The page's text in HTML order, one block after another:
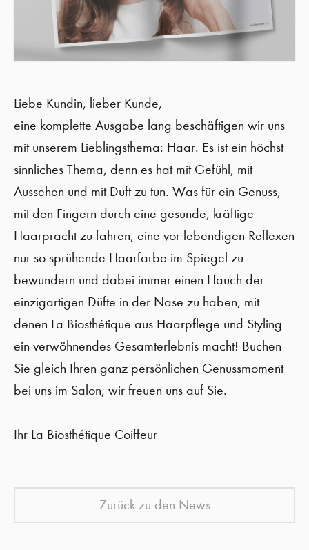
Liebe Kundin, lieber Kunde,
eine komplette Ausgabe lang beschäftigen wir uns
mit unserem Lieblingsthema: Haar. Es ist ein höchst
sinnliches Thema, denn es hat mit Gefühl, mit
Aussehen und mit Duft zu tun. Was für ein Genuss,
mit den Fingern durch eine gesunde, kräftige
Haarpracht zu fahren, eine vor lebendigen Reflexen
nur so sprühende Haarfarbe im Spiegel zu
bewundern und dabei immer einen Hauch der
einzigartigen Düfte in der Nase zu haben, mit
denen La Biosthétique aus Haarpflege und Styling
ein verwöhnendes Gesamterlebnis macht! Buchen
Sie gleich Ihren ganz persönlichen Genussmoment
bei uns im Salon, wir freuen uns auf Sie.
Ihr La Biosthétique Coiffeur
Zurück zu den News